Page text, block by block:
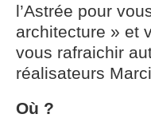
l’Astrée pour
architecture » et
vous rafraichir
réalisateurs
Où ?